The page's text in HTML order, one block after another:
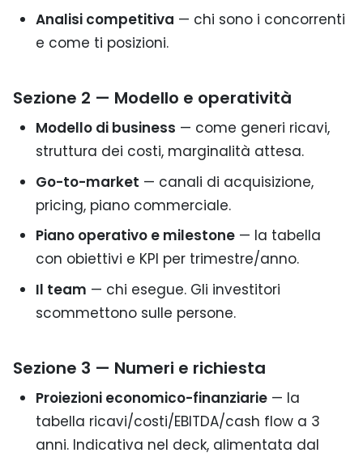
Analisi competitiva — chi sono i concorrenti
e come ti posizioni.
Sezione 2 — Modello e operatività
Modello di business — come generi ricavi,
struttura dei costi, marginalità attesa.
Go-to-market — canali di acquisizione,
pricing, piano commerciale.
Piano operativo e milestone— la tabella
con obiettivi e KPI per trimestre/anno.
Il team — chi esegue. Gli investitori
scommettono sulle persone.
Sezione 3 — Numeri e richiesta
Proiezioni economico-finanziarie— la
tabella ricavi/costi/EBITDA/cash flow a 3
anni. Indicativa nel deck, alimentata dal